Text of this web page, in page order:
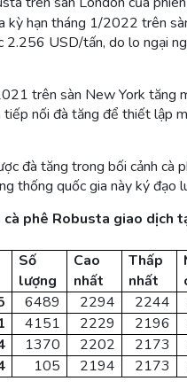
kỳ hạn tháng 1/2022 trên
USD/tấn, do lo ngại
trên sàn New York
nối đà tăng để thiết lập
đà tăng trong bối cảnh cà
thống quốc gia này ký
cà phê Robusta giao dịch
Số
lượng
Cao
nhất
Thấp
nhất
6489 2294 2244
4151 2229 2196
1370 2202 2173
105 2194 2173